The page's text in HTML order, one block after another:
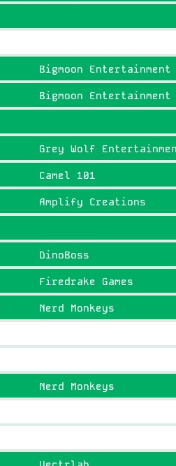
Bigmoon Entertainment
Bigmoon Entertainment
Grey Wolf
Camel 101
Amplify Creations
DinoBoss
Firedrake Games
Nerd Monkeys
Nerd Monkeys